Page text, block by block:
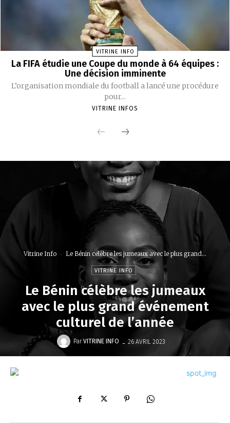
VITRINE INFO
La FIFA étudie une Coupe du monde à 64 équipes :
Une décision imminente
L’organisation mondiale du football a lancé une procédure
pour...
VITRINE INFOS